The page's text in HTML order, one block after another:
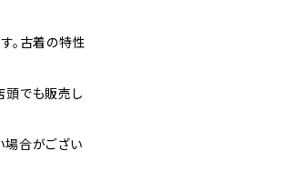
。古着の特性
頭でも販売し
合がござい